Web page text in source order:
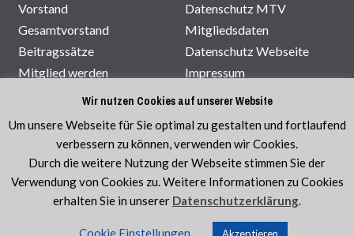
Vorstand
Gesamtvorstand
Beitragssätze
Mitglied werden
Veranstaltungen
Datenschutz MTV
Mitgliedsdaten
Datenschutz Webseite
Impressum
Kontakt
Wir nutzen Cookies auf unserer Website
Um unsere Webseite für Sie optimal zu gestalten und fortlaufend
verbessern zu können, verwenden wir Cookies.
Durch die weitere Nutzung der Webseite stimmen Sie der
Verwendung von Cookies zu. Weitere Informationen zu Cookies
erhalten Sie in unserer Datenschutzerklärung.
Cookie Einstellungen